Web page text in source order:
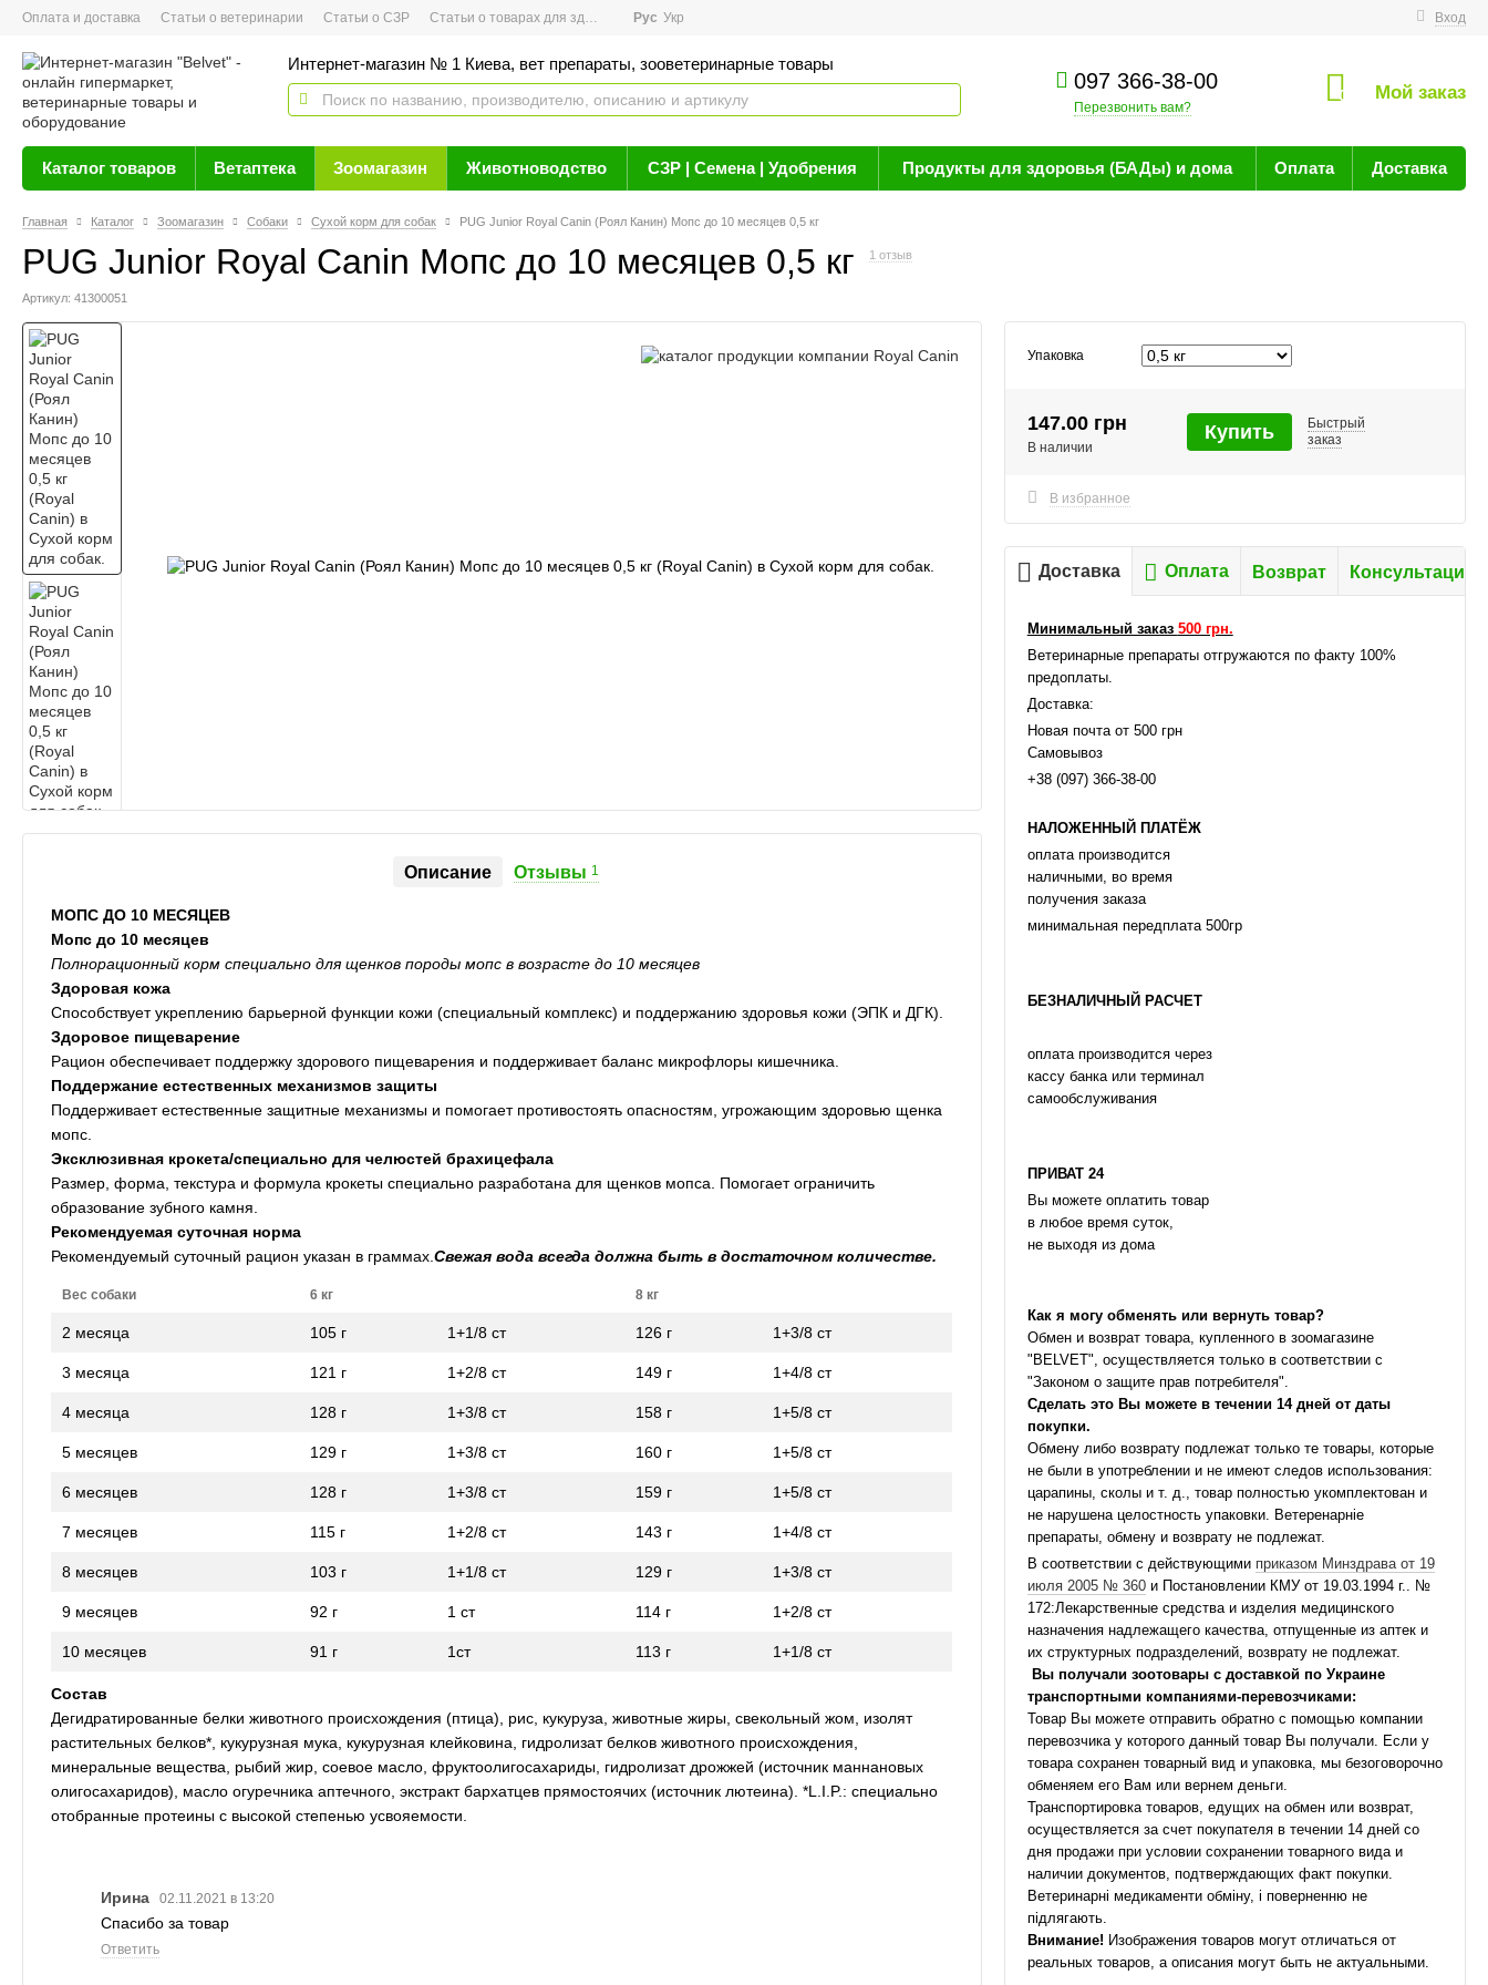
Оплата и доставка Статьи о ветеринарии Статьи о СЗР Статьи о товарах для здоровья Новости Вход
Рус Укр
Интернет-магазин № 1 Киева, вет препараты, зооветеринарные товары
097 366-38-00
Перезвонить вам?
0 Мой заказ
Каталог товаров Ветаптека Зоомагазин Животноводство СЗР | Семена | Удобрения Продукты для здоровья (БАДы) и дома Оплата Доставка
Главная Каталог Зоомагазин Собаки Сухой корм для собак PUG Junior Royal Canin (Роял Канин) Мопс до 10 месяцев 0,5 кг
PUG Junior Royal Canin Мопс до 10 месяцев 0,5 кг 1 отзыв
Артикул: 41300051
Описание Отзывы 1
МОПС ДО 10 МЕСЯЦЕВ
Мопс до 10 месяцев
Полнорационный корм специально для щенков породы мопс в возрасте до 10 месяцев
Здоровая кожа
Способствует укреплению барьерной функции кожи (специальный комплекс) и поддержанию здоровья кожи (ЭПК и ДГК).
Здоровое пищеварение
Рацион обеспечивает поддержку здорового пищеварения и поддерживает баланс микрофлоры кишечника.
Поддержание естественных механизмов защиты
Поддерживает естественные защитные механизмы и помогает противостоять опасностям, угрожающим здоровью щенка
мопс.
Эксклюзивная крокета/специально для челюстей брахицефала
Размер, форма, текстура и формула крокеты специально разработана для щенков мопса. Помогает ограничить
образование зубного камня.
Рекомендуемая суточная норма
Рекомендуемый суточный рацион указан в граммах. Cвежая вода всегда должна быть в достаточном количестве.
Вес собаки 6 кг 8 кг
2 месяца 105 г 1+1/8 ст 126 г 1+3/8 ст
3 месяца 121 г 1+2/8 ст 149 г 1+4/8 ст
4 месяца 128 г 1+3/8 ст 158 г 1+5/8 ст
5 месяцев 129 г 1+3/8 ст 160 г 1+5/8 ст
6 месяцев 128 г 1+3/8 ст 159 г 1+5/8 ст
7 месяцев 115 г 1+2/8 ст 143 г 1+4/8 ст
8 месяцев 103 г 1+1/8 ст 129 г 1+3/8 ст
9 месяцев 92 г 1 ст 114 г 1+2/8 ст
10 месяцев 91 г 1ст 113 г 1+1/8 ст
Cостав
Дегидратированные белки животного происхождения (птица), рис, кукуруза, животные жиры, свекольный жом, изолят
растительных белков*, кукурузная мука, кукурузная клейковина, гидролизат белков животного происхождения,
минеральные вещества, рыбий жир, соевое масло, фруктоолигосахариды, гидролизат дрожжей (источник мaннановых
олигосахаридов), масло огуречника аптечного, экстракт бархатцев прямостоячих (источник лютеина). *L.I.P.: специально
отобранные протеины с высокой степенью усвояемости.
Ирина 02.11.2021 в 13:20
Спасибо за товар
Ответить
Упаковка
147.00 грн
В наличии
Купить
Быстрый
заказ
В избранное
Доставка Оплата Возврат Консультация
Минимальный заказ 500 грн.
Ветеринарные препараты отгружаются по факту 100%
предоплаты.
Доставка:
Новая почта от 500 грн
Самовывоз
+38 (097) 366-38-00
НАЛОЖЕННЫЙ ПЛАТЁЖ
оплата производится
наличными, во время
получения заказа
минимальная передплата 500гр
БЕЗНАЛИЧНЫЙ РАСЧЕТ
оплата производится через
кассу банка или терминал
самообслуживания
ПРИВАТ 24
Вы можете оплатить товар
в любое время суток,
не выходя из дома
Как я могу обменять или вернуть товар?
Обмен и возврат товара, купленного в зоомагазине
"BELVET", осуществляется только в соответствии с
"Законом о защите прав потребителя".
Сделать это Вы можете в течении 14 дней от даты
покупки.
Обмену либо возврату подлежат только те товары, которые
не были в употреблении и не имеют следов использования:
царапины, сколы и т. д., товар полностью укомплектован и
не нарушена целостность упаковки. Ветеренарніе
препараты, обмену и возврату не подлежат.
В соответствии с действующими приказом Минздрава от 19
июля 2005 № 360и Постановлении КМУ от 19.03.1994 г.. №
172:Лекарственные средства и изделия медицинского
назначения надлежащего качества, отпущенные из аптек и
их структурных подразделений, возврату не подлежат.
Вы получали зоотовары с доставкой по Украине
транспортными компаниями-перевозчиками:
Товар Вы можете отправить обратно с помощью компании
перевозчика у которого данный товар Вы получали. Если у
товара сохранен товарный вид и упаковка, мы безоговорочно
обменяем его Вам или вернем деньги.
Транспортировка товаров, едущих на обмен или возврат,
осуществляется за счет покупателя в течении 14 дней со
дня продажи при условии сохранении товарного вида и
наличии документов, подтверждающих факт покупки.
Ветеринарні медикаменти обміну, і поверненню не
підлягають.
Внимание! Изображения товаров могут отличаться от
реальных товаров, а описания могут быть не актуальными.